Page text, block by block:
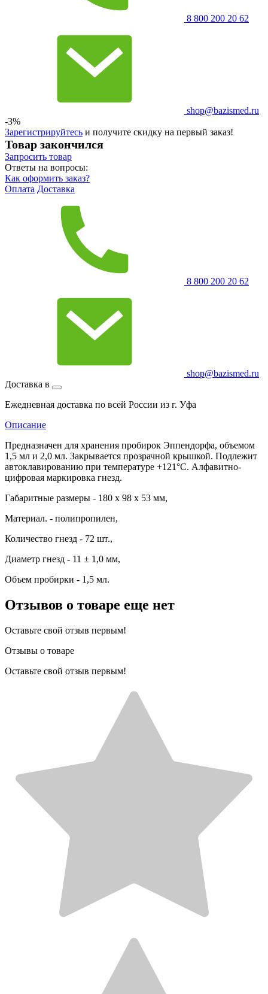
8 800 200 20 62
shop@bazismed.ru
-3%
Зарегистрируйтесь и получите скидку на первый заказ!
Товар закончился
Запросить товар
Ответы на вопросы:
Как оформить заказ?
Оплата Доставка
8 800 200 20 62
shop@bazismed.ru
Доставка в
Ежедневная доставка по всей России из г. Уфа
Описание
Предназначен для хранения пробирок Эппендорфа, объемом
1,5 мл и 2,0 мл. Закрывается прозрачной крышкой. Подлежит
автоклавированию при температуре +121°С. Алфавитно-
цифровая маркировка гнезд.
Габаритные размеры - 180 х 98 х 53 мм,
Материал. - полипропилен,
Количество гнезд - 72 шт.,
Диаметр гнезд - 11 ± 1,0 мм,
Объем пробирки - 1,5 мл.
Отзывов о товаре еще нет
Оставьте свой отзыв первым!
Отзывы о товаре
Оставьте свой отзыв первым!